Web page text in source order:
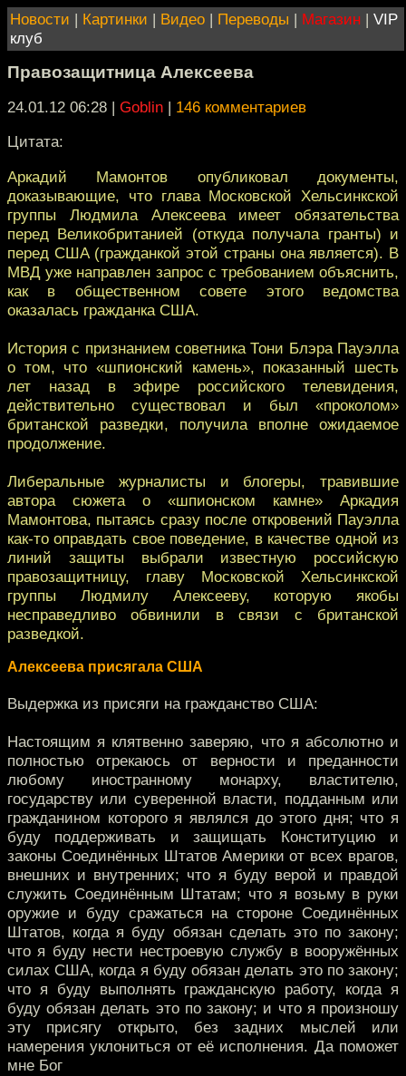
Новости | Картинки | Видео | Переводы | Магазин | VIP
клуб
Правозащитница Алексеева
24.01.12 06:28 | Goblin | 146 комментариев
Цитата:
Аркадий Мамонтов опубликовал документы,
доказывающие, что глава Московской Хельсинкской
группы Людмила Алексеева имеет обязательства
перед Великобританией (откуда получала гранты) и
перед США (гражданкой этой страны она является). В
МВД уже направлен запрос с требованием объяснить,
как в общественном совете этого ведомства
оказалась гражданка США.
История с признанием советника Тони Блэра Пауэлла
о том, что «шпионский камень», показанный шесть
лет назад в эфире российского телевидения,
действительно существовал и был «проколом»
британской разведки, получила вполне ожидаемое
продолжение.
Либеральные журналисты и блогеры, травившие
автора сюжета о «шпионском камне» Аркадия
Мамонтова, пытаясь сразу после откровений Пауэлла
как-то оправдать свое поведение, в качестве одной из
линий защиты выбрали известную российскую
правозащитницу, главу Московской Хельсинкской
группы Людмилу Алексееву, которую якобы
несправедливо обвинили в связи с британской
разведкой.
Алексеева присягала США
Выдержка из присяги на гражданство США:
Настоящим я клятвенно заверяю, что я абсолютно и
полностью отрекаюсь от верности и преданности
любому иностранному монарху, властителю,
государству или суверенной власти, подданным или
гражданином которого я являлся до этого дня; что я
буду поддерживать и защищать Конституцию и
законы Соединённых Штатов Америки от всех врагов,
внешних и внутренних; что я буду верой и правдой
служить Соединённым Штатам; что я возьму в руки
оружие и буду сражаться на стороне Соединённых
Штатов, когда я буду обязан сделать это по закону;
что я буду нести нестроевую службу в вооружённых
силах США, когда я буду обязан делать это по закону;
что я буду выполнять гражданскую работу, когда я
буду обязан делать это по закону; и что я произношу
эту присягу открыто, без задних мыслей или
намерения уклониться от её исполнения. Да поможет
мне Бог